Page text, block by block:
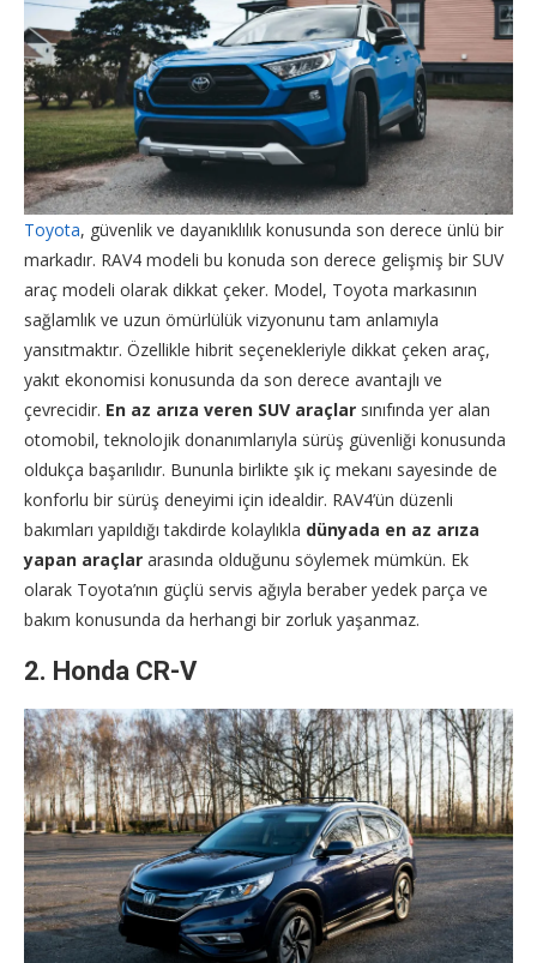
Toyota, güvenlik ve dayanıklılık konusunda son derece ünlü bir
markadır. RAV4 modeli bu konuda son derece gelişmiş bir SUV
araç modeli olarak dikkat çeker. Model, Toyota markasının
sağlamlık ve uzun ömürlülük vizyonunu tam anlamıyla
yansıtmaktır. Özellikle hibrit seçenekleriyle dikkat çeken araç,
yakıt ekonomisi konusunda da son derece avantajlı ve
çevrecidir. En az arıza veren SUV araçlar sınıfında yer alan
otomobil, teknolojik donanımlarıyla sürüş güvenliği konusunda
oldukça başarılıdır. Bununla birlikte şık iç mekanı sayesinde de
konforlu bir sürüş deneyimi için idealdir. RAV4’ün düzenli
bakımları yapıldığı takdirde kolaylıkla dünyada en az arıza
yapan araçlar arasında olduğunu söylemek mümkün. Ek
olarak Toyota’nın güçlü servis ağıyla beraber yedek parça ve
bakım konusunda da herhangi bir zorluk yaşanmaz.
2. Honda CR-V